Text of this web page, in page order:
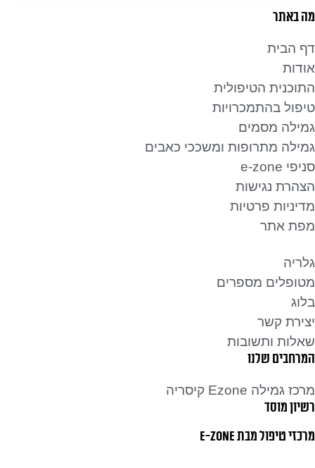
מה באתר
דף הבית
אודות
התוכנית הטיפולית
טיפול בהתמכרויות
גמילה מסמים
גמילה מתרופות ומשככי כאבים
סניפי e-zone
הצהרת נגישות
מדיניות פרטיות
מפת אתר
גלריה
מטופלים מספרים
בלוג
יצירת קשר
שאלות ותשובות
המרחבים שלנו
מרכז גמילה Ezone קיסריה
רשיון מוסד
מרכזי טיפול מבת E-ZONE